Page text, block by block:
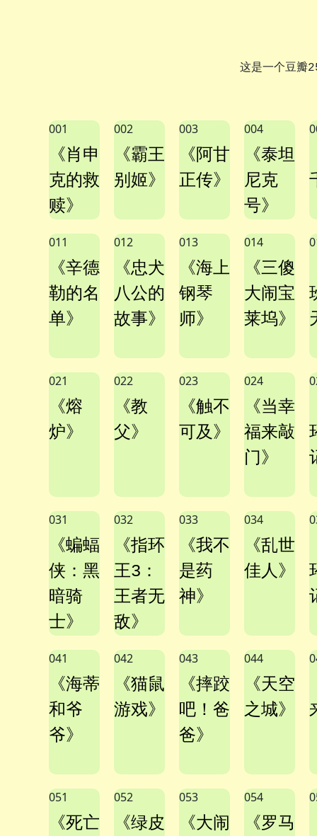
这是一个豆瓣
001
《肖申
克的救
赎》
002
《霸王
别姬》
003
《阿甘
正传》
004
《泰坦
尼克
号》
011
《辛德
勒的名
单》
012
《忠犬
八公的
故事》
013
《海上
钢琴
师》
014
《三傻
大闹宝
莱坞》
021
《熔
炉》
022
《教
父》
023
《触不
可及》
024
《当幸
福来敲
门》
031
《蝙蝠
侠：黑
暗骑
士》
032
《指环
王3：
王者无
敌》
033
《我不
是药
神》
034
《乱世
佳人》
041
《海蒂
和爷
爷》
042
《猫鼠
游戏》
043
《摔跤
吧！爸
爸》
044
《天空
之城》
051
《死亡
052
《绿皮
053
《大闹
054
《罗马